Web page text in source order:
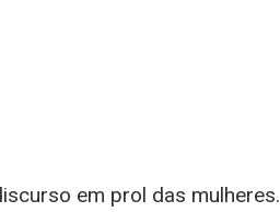
em prol das mulheres.